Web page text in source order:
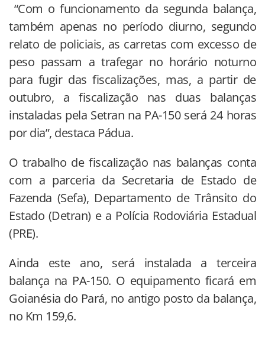
“Com o funcionamento da segunda balança,
também apenas no período diurno, segundo
relato de policiais, as carretas com excesso de
peso passam a trafegar no horário noturno
para fugir das fiscalizações, mas, a partir de
outubro, a fiscalização nas duas balanças
instaladas pela Setran na PA-150 será 24 horas
por dia”, destaca Pádua.
O trabalho de fiscalização nas balanças conta
com a parceria da Secretaria de Estado de
Fazenda (Sefa), Departamento de Trânsito do
Estado (Detran) e a Polícia Rodoviária Estadual
(PRE).
Ainda este ano, será instalada a terceira
balança na PA-150. O equipamento ficará em
Goianésia do Pará, no antigo posto da balança,
no Km 159,6.